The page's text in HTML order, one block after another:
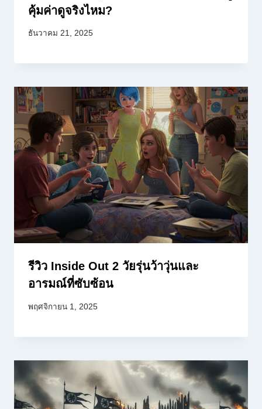
คุ้มค่าดูจริงไหม?
ธันวาคม 21, 2025
รีวิว Inside Out 2 วัยรุ่นว้าวุ่นและ
อารมณ์ที่ซับซ้อน
พฤศจิกายน 1, 2025